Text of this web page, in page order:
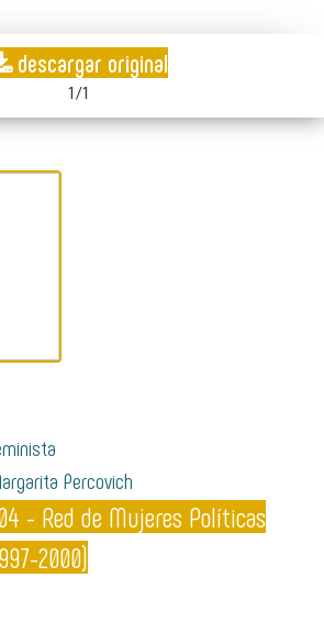
descargar original
1/1
Percovich
- Red de Mujeres Políticas
2000)